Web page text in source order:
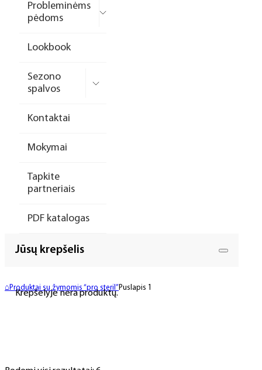
Probleminėms
pėdoms
Lookbook
Sezono
spalvos
Kontaktai
Mokymai
Tapkite
partneriais
PDF katalogas
Jūsų krepšelis
Krepšelyje nėra produktų.
⌂ Produktai su žymomis “pro steril” Puslapis 1